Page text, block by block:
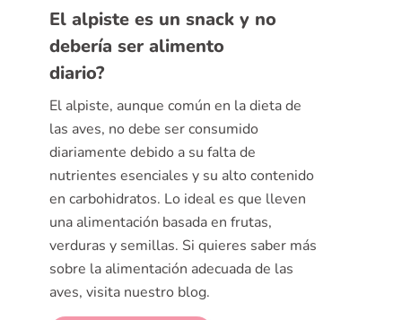
El alpiste es un snack y no
debería ser alimento
diario?
El alpiste, aunque común en la dieta de
las aves, no debe ser consumido
diariamente debido a su falta de
nutrientes esenciales y su alto contenido
en carbohidratos. Lo ideal es que lleven
una alimentación basada en frutas,
verduras y semillas. Si quieres saber más
sobre la alimentación adecuada de las
aves, visita nuestro blog.